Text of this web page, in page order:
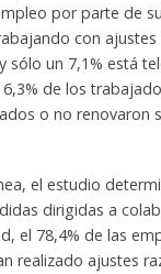
por parte de
con ajustes
sólo un 7,1% está
de los
o no renovaron
el estudio
dirigidas a
el 78,4% de las
realizado ajustes